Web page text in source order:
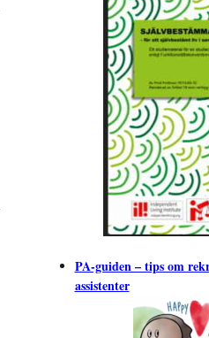
PA-guiden – tips om
assistenter